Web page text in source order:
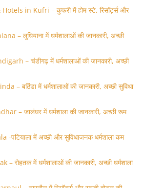
in Kufri – कुफरी में होम स्‍टे, रिसॉर्ट्स और
– लुधियाना में धर्मशालाओं की जानकारी, अच्छी
– चंडीगढ़ में धर्मशालाओं की जानकारी, अच्छी
– बठिंडा में धर्मशालाओं की जानकारी, अच्छी सुविधा
– जालंधर में धर्मशाला की जानकारी, अच्छी रूम
में अच्छी और सुविधाजनक धर्मशाला कम
में धर्मशालाओं की जानकारी, अच्छी धर्मशाला